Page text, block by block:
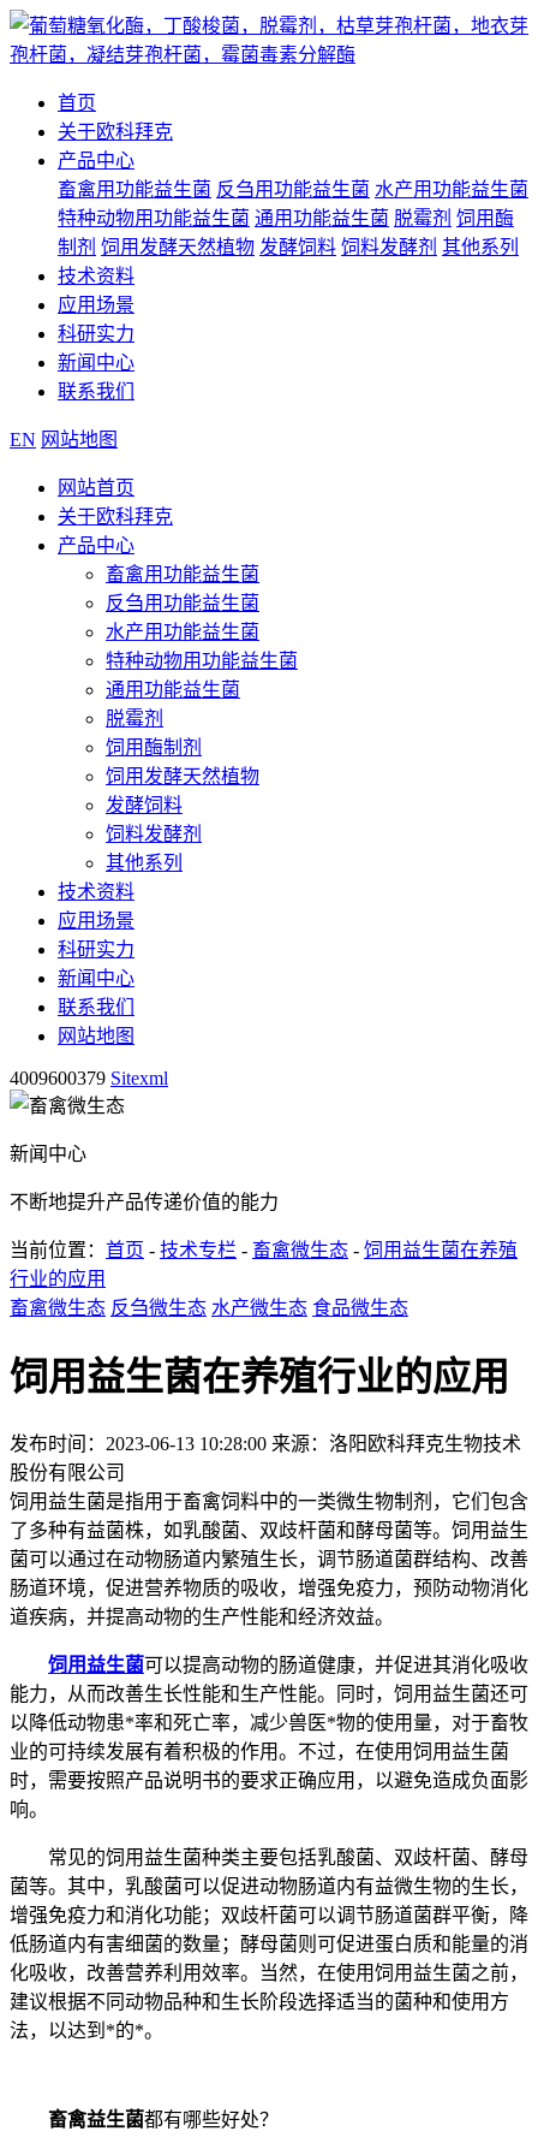
首页
关于欧科拜克
产品中心
畜禽用功能益生菌 反刍用功能益生菌 水产用功能益生菌
特种动物用功能益生菌 通用功能益生菌 脱霉剂 饲用酶
制剂 饲用发酵天然植物 发酵饲料 饲料发酵剂 其他系列
技术资料
应用场景
科研实力
新闻中心
联系我们
EN 网站地图
网站首页
关于欧科拜克
产品中心
畜禽用功能益生菌
反刍用功能益生菌
水产用功能益生菌
特种动物用功能益生菌
通用功能益生菌
脱霉剂
饲用酶制剂
饲用发酵天然植物
发酵饲料
饲料发酵剂
其他系列
技术资料
应用场景
科研实力
新闻中心
联系我们
网站地图
4009600379 Sitexml
新闻中心
不断地提升产品传递价值的能力
当前位置： 首页 - 技术专栏 - 畜禽微生态 - 饲用益生菌在养殖
行业的应用
畜禽微生态 反刍微生态 水产微生态 食品微生态
饲用益生菌在养殖行业的应用
发布时间：2023-06-13 10:28:00 来源：洛阳欧科拜克生物技术
股份有限公司
饲用益生菌是指用于畜禽饲料中的一类微生物制剂，它们包含
了多种有益菌株，如乳酸菌、双歧杆菌和酵母菌等。饲用益生
菌可以通过在动物肠道内繁殖生长，调节肠道菌群结构、改善
肠道环境，促进营养物质的吸收，增强免疫力，预防动物消化
道疾病，并提高动物的生产性能和经济效益。
饲用益生菌可以提高动物的肠道健康，并促进其消化吸收
能力，从而改善生长性能和生产性能。同时，饲用益生菌还可
以降低动物患*率和死亡率，减少兽医*物的使用量，对于畜牧
业的可持续发展有着积极的作用。不过，在使用饲用益生菌
时，需要按照产品说明书的要求正确应用，以避免造成负面影
响。
常见的饲用益生菌种类主要包括乳酸菌、双歧杆菌、酵母
菌等。其中，乳酸菌可以促进动物肠道内有益微生物的生长，
增强免疫力和消化功能；双歧杆菌可以调节肠道菌群平衡，降
低肠道内有害细菌的数量；酵母菌则可促进蛋白质和能量的消
化吸收，改善营养利用效率。当然，在使用饲用益生菌之前，
建议根据不同动物品种和生长阶段选择适当的菌种和使用方
法，以达到*的*。
畜禽益生菌都有哪些好处？